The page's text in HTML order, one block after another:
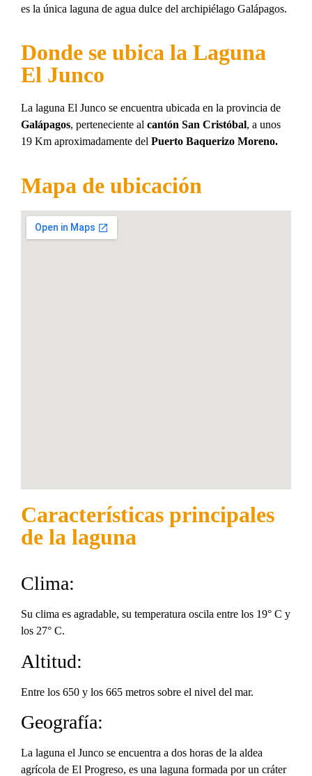
es la única laguna de agua dulce del archipiélago Galápagos.
Donde se ubica la Laguna
El Junco
La laguna El Junco se encuentra ubicada en la provincia de
Galápagos, perteneciente al cantón San Cristóbal, a unos
19 Km aproximadamente del Puerto Baquerizo Moreno.
Mapa de ubicación
Características principales
de la laguna
Clima:
Su clima es agradable, su temperatura oscila entre los 19° C y
los 27° C.
Altitud:
Entre los 650 y los 665 metros sobre el nivel del mar.
Geografía:
La laguna el Junco se encuentra a dos horas de la aldea
agrícola de El Progreso, es una laguna formada por un cráter